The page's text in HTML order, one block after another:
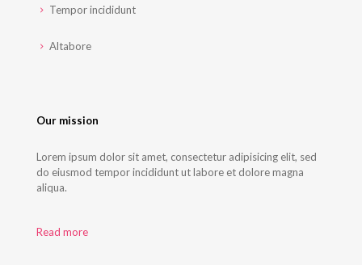
Tempor incididunt
Altabore
Our mission
Lorem ipsum dolor sit amet, consectetur adipisicing elit, sed
do eiusmod tempor incididunt ut labore et dolore magna
aliqua.
Read more